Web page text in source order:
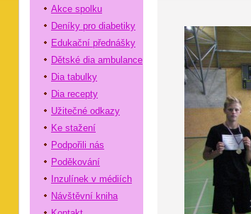
Akce spolku
Deníky pro diabetiky
Edukační přednášky
Dětské dia ambulance
Dia tabulky
Dia recepty
Užitečné odkazy
Ke stažení
Podpořili nás
Poděkování
Inzulínek v médiích
Návštěvní kniha